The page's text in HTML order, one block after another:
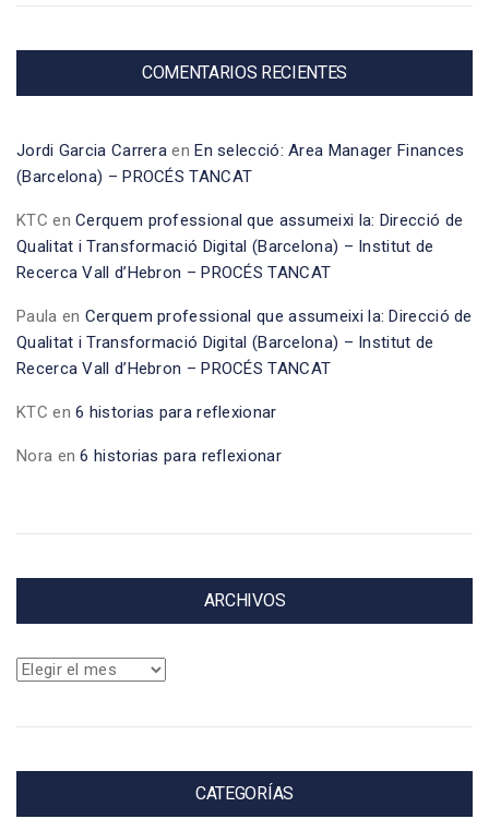
COMENTARIOS RECIENTES
Jordi Garcia Carrera enEn selecció: Area Manager Finances
(Barcelona) – PROCÉS TANCAT
KTC enCerquem professional que assumeixi la: Direcció de
Qualitat i Transformació Digital (Barcelona) – Institut de
Recerca Vall d’Hebron – PROCÉS TANCAT
Paula en Cerquem professional que assumeixi la: Direcció de
Qualitat i Transformació Digital (Barcelona) – Institut de
Recerca Vall d’Hebron – PROCÉS TANCAT
KTC en6 historias para reflexionar
Nora en6 historias para reflexionar
ARCHIVOS
Archivos
CATEGORÍAS